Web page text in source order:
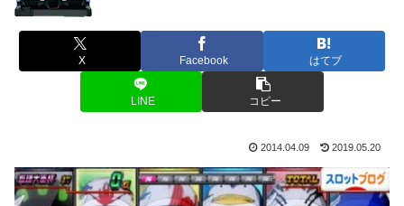
X Facebook はてブ
LINE コピー
2014.04.09 2019.05.20